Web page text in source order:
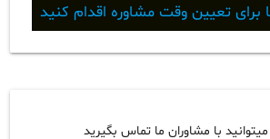
برای تعیین وقت مشاوره اقدام کنید
با مشاوران ما تماس بگیرید